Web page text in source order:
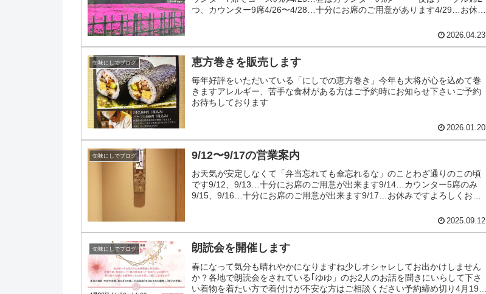
つ、カウンター9席4/26〜4/28…十分にお席のご用意があります4/29…お休み
2026.04.23
旬味にしでブログ 恵方巻きを販売します
毎年好評をいただいている「にしでの恵方巻き」今年も大将が心を込めて巻
きますアレルギー、苦手な食材がある方はご予約時にお知らせ下さいご予約
お待ちしております
2026.01.20
旬味にしでブログ 9/12〜9/17の営業案内
お天気が安定しなくて「弁当忘れても傘忘れるな」のことわざ通りのこの頃
です9/12、9/13…十分にお席のご用意が出来ます9/14…カウンター5席のみ
9/15、9/16…十分にお席のご用意が出来ます9/17…お休みですよろしくお願
2025.09.12
旬味にしでブログ 朗読会を開催します
春になって気分も晴れやかになりますね少しオシャレしてお出かけしません
か？各地で朗読会をされている｢ゆゆ」のお2人のお話を聞きにいらして下さ
い着物を着たい方で着付けが不安な方はご相談ください予約締め切り4月19日